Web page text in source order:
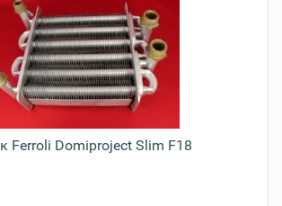
Ferroli Domiproject Slim F18